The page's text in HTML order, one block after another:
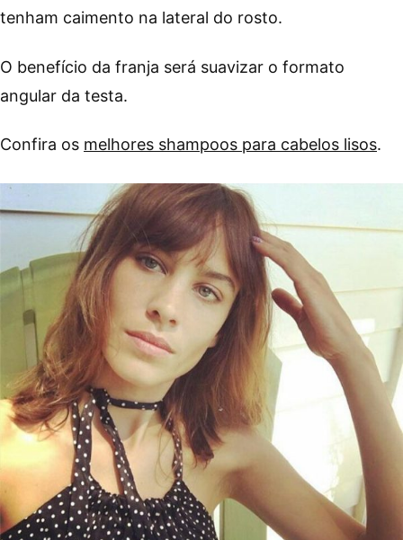
tenham caimento na lateral do rosto.
O benefício da franja será suavizar o formato
angular da testa.
Confira os melhores shampoos para cabelos lisos.